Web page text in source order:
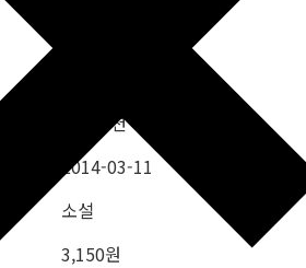
네오픽션
2014-03-11
소설
3,150원